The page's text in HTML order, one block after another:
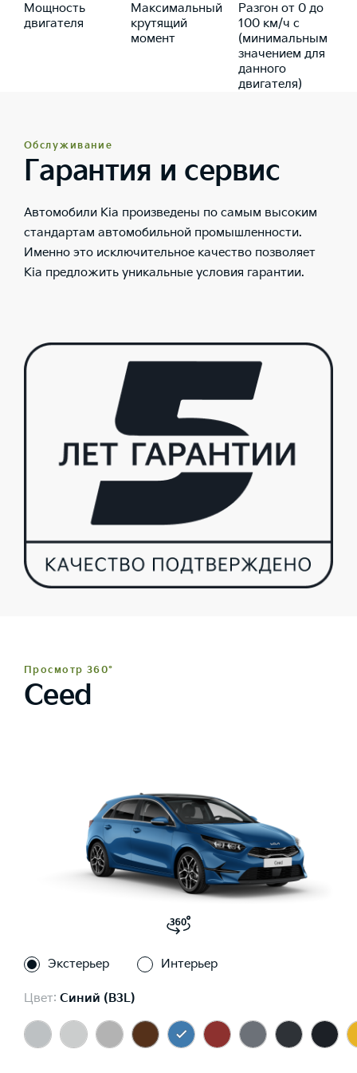
Мощность
двигателя
Максимальный
крутящий
момент
Разгон от 0 до
100 км/ч с
(минимальным
значением для
данного
двигателя)
Обслуживание
Гарантия и сервис
Автомобили Kia произведены по самым высоким
стандартам автомобильной промышленности.
Именно это исключительное качество позволяет
Kia предложить уникальные условия гарантии.
Просмотр 360°
Ceed
Экстерьер Интерьер
Цвет: Синий (B3L)